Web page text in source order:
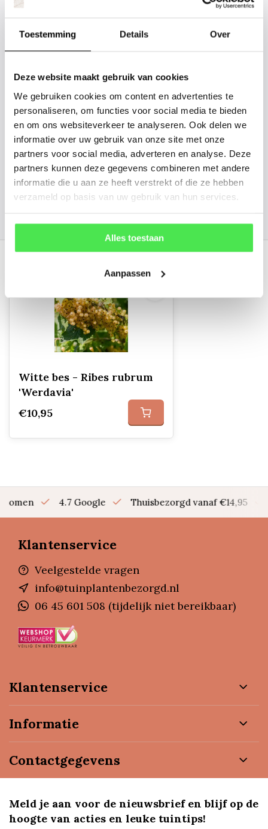
Toestemming Details Over
Deze website maakt gebruik van cookies
We gebruiken cookies om content en advertenties te
personaliseren, om functies voor social media te bieden
en om ons websiteverkeer te analyseren. Ook delen we
informatie over uw gebruik van onze site met onze
partners voor social media, adverteren en analyse. Deze
partners kunnen deze gegevens combineren met andere
informatie die u aan ze heeft verstrekt of die ze hebben
verzameld op basis van uw gebruik van hun services.
Alles toestaan
Aanpassen
tussen? Laat het ons weten, dan
gaan we voor u kijken. Stuur ons
de plantnaam, hoogte, stamdikte en
boom er ongeveer eruit ziet? We
kunnen u een foto sturen.
info@tuinplantenbezorgd.nl
06 45 601 508 (tijdelijk niet bereikbaar)
Recent bekeken
Witte bes - Ribes rubrum
'Werdavia'
€10,95
bomen 4.7 Google Thuisbezorgd vanaf €14,95
Klantenservice
Veelgestelde vragen
info@tuinplantenbezorgd.nl
06 45 601 508 (tijdelijk niet bereikbaar)
Klantenservice
Informatie
Contactgegevens
Meld je aan voor de nieuwsbrief en blijf op de
hoogte van acties en leuke tuintips!